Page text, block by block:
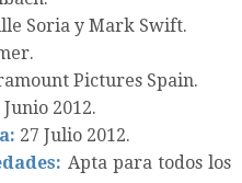
Soria y Mark Swift.
Pictures Spain.
Junio 2012.
27 Julio 2012.
Apta para todos los